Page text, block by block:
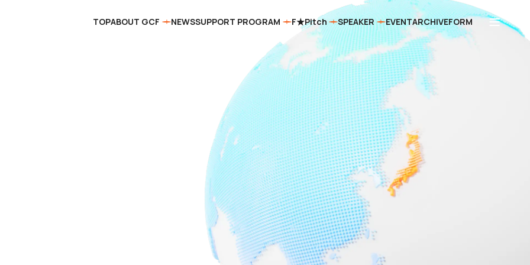
TOPABOUT GCF NEWSSUPPORT PROGRAM F★Pitch SPEAKER EVENTARCHIVEFORM